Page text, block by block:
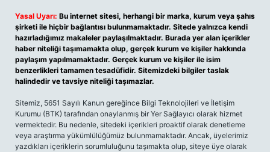
Yasal Uyarı: Bu internet sitesi, herhangi bir marka, kurum veya şahıs
şirketi ile hiçbir bağlantısı bulunmamaktadır. Sitede yalnızca kendi
hazırladığımız makaleler paylaşılmaktadır. Burada yer alan içerikler
haber niteliği taşımamakta olup, gerçek kurum ve kişiler hakkında
paylaşım yapılmamaktadır. Gerçek kurum ve kişiler ile isim
benzerlikleri tamamen tesadüfidir. Sitemizdeki bilgiler taslak
halindedir ve tavsiye niteliği taşımazlar.
Sitemiz, 5651 Sayılı Kanun gereğince Bilgi Teknolojileri ve İletişim
Kurumu (BTK) tarafından onaylanmış bir Yer Sağlayıcı olarak hizmet
vermektedir. Bu nedenle, sitedeki içerikleri proaktif olarak denetleme
veya araştırma yükümlülüğümüz bulunmamaktadır. Ancak, üyelerimiz
yazdıkları içeriklerin sorumluluğunu taşımakta olup, siteye üye olarak